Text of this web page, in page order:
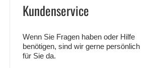
Kundenservice
Wenn Sie Fragen haben oder Hilfe
benötigen, sind wir gerne persönlich
für Sie da.